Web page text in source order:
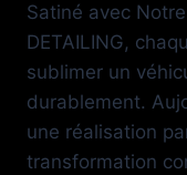
Satiné avec
DETAILING,
sublimer un
durablement.
une réalisation
transformation